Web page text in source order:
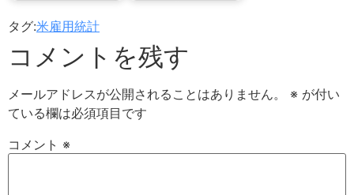
タグ:米雇用統計
コメントを残す
メールアドレスが公開されることはありません。 ※ が付い
ている欄は必須項目です
コメント ※